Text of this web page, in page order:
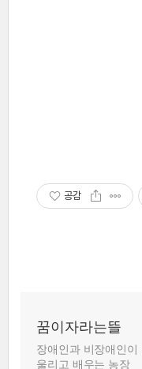
공감
꿈이자라는뜰
장애인과 비장애인
울리고 배우는 농장